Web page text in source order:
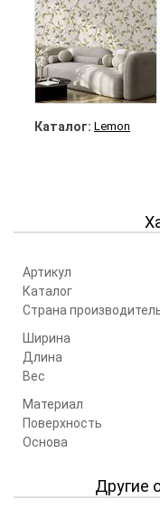
Каталог: Lemon
Артикул
Каталог
Страна
Ширина
Длина
Вес
Материал
Поверхность
Основа
Другие